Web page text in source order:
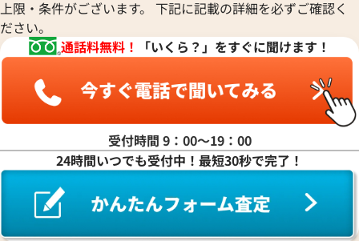
上限・条件がございます。 下記に記載の詳細を必ずご確認く
ださい。
通話料無料！
「いくら？」をすぐに聞けます！
受付時間 9：00〜19：00
24時間いつでも受付中！最短30秒で完了！